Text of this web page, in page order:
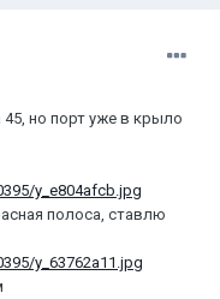
но порт уже в крыло
y_e804afcb.jpg
полоса, ставлю
y_63762a11.jpg